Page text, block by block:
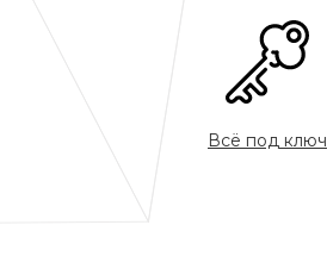
Всё под ключ